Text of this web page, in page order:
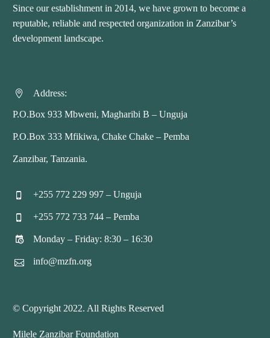
Since our establishment in 2014, we have grown to become a
reputable, reliable and respected organization in Zanzibar’s
development landscape.

 Address:
P.O.Box 933 Mbweni, Magharibi B – Unguja
P.O.Box 333 Mfikiwa, Chake Chake – Pemba
Zanzibar, Tanzania.

 +255 772 229 997 – Unguja

 +255 772 733 744 – Pemba

 Monday – Friday: 8:30 – 16:30

 info@mzfn.org
© Copyright 2022. All Rights Reserved
Milele Zanzibar Foundation